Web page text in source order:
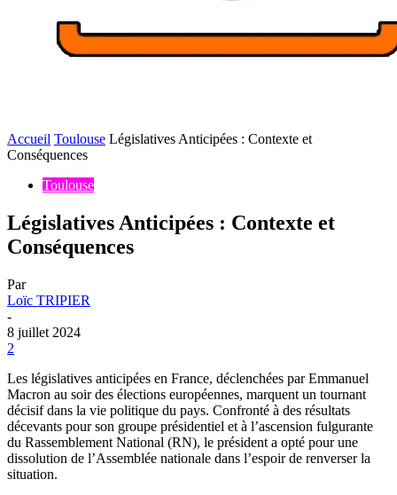
Accueil Toulouse Législatives Anticipées : Contexte et
Conséquences
Toulouse
Législatives Anticipées : Contexte et
Conséquences
Par
Loïc TRIPIER
-
8 juillet 2024
2
Les législatives anticipées en France, déclenchées par Emmanuel
Macron au soir des élections européennes, marquent un tournant
décisif dans la vie politique du pays. Confronté à des résultats
décevants pour son groupe présidentiel et à l’ascension fulgurante
du Rassemblement National (RN), le président a opté pour une
dissolution de l’Assemblée nationale dans l’espoir de renverser la
situation.